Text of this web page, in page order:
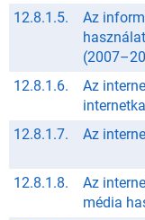
12.8.1.5.
Az
(2007–
12.8.1.6.
Az
12.8.1.7.
Az
12.8.1.8.
Az
média